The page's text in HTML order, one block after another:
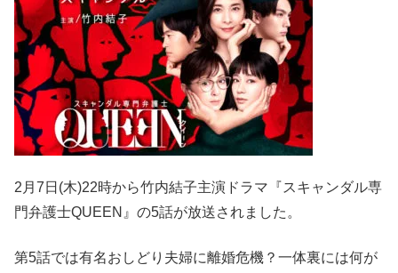
2月7日(木)22時から竹内結子主演ドラマ『スキャンダル専
門弁護士QUEEN』の5話が放送されました。
第5話では有名おしどり夫婦に離婚危機？一体裏には何が